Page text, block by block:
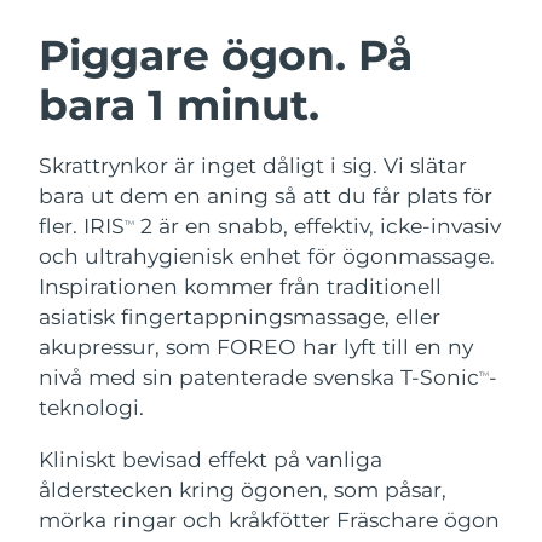
Piggare ögon. På
bara 1 minut.
Skrattrynkor är inget dåligt i sig. Vi slätar
bara ut dem en aning så att du får plats för
fler. IRISTM
2 är en snabb, effektiv, icke-invasiv
och ultrahygienisk enhet för ögonmassage.
Inspirationen kommer från traditionell
asiatisk fingertappningsmassage, eller
akupressur, som FOREO har lyft till en ny
nivå med sin patenterade svenska T-SonicTM-
teknologi.
Kliniskt bevisad effekt på vanliga
ålderstecken kring ögonen, som påsar,
mörka ringar och kråkfötter Fräschare ögon
LUNA™ 4-paket
Anti-aging massage
LUNA™ 4 Plus
Massage, LED heating
For men, anti-aging massage
BEAR™ 2-paket
Microcurrent toning
BEAR™ 2 go
Microcurrent toning on-the-go
Microcurrent line smoothing device
Återfuktning
UFO™ 3-paket
Deep facial hydration
UFO™ 3 LED
Near-infrared and red light therapy
device
Munvård
issa™ 4
Hybrid silicone sonic toothbrush
issa™ 4 plus
Smart hybrid silicone sonic toothbrush
FAQ™ ANTI-AGING-BEHANDLING
Anti-aging LED-behandlingar
Österrike Förväntad leverans
Bahrain Förväntad leverans
Belgien
Bermuda Förväntad leverans8/15/26
Bosnien och
Hercegovina
Förväntad leverans
Brunei Förväntad leverans 8/14/26
Bulgarien
Kanada Förväntad leverans
Chile Förväntad leverans8/13/26